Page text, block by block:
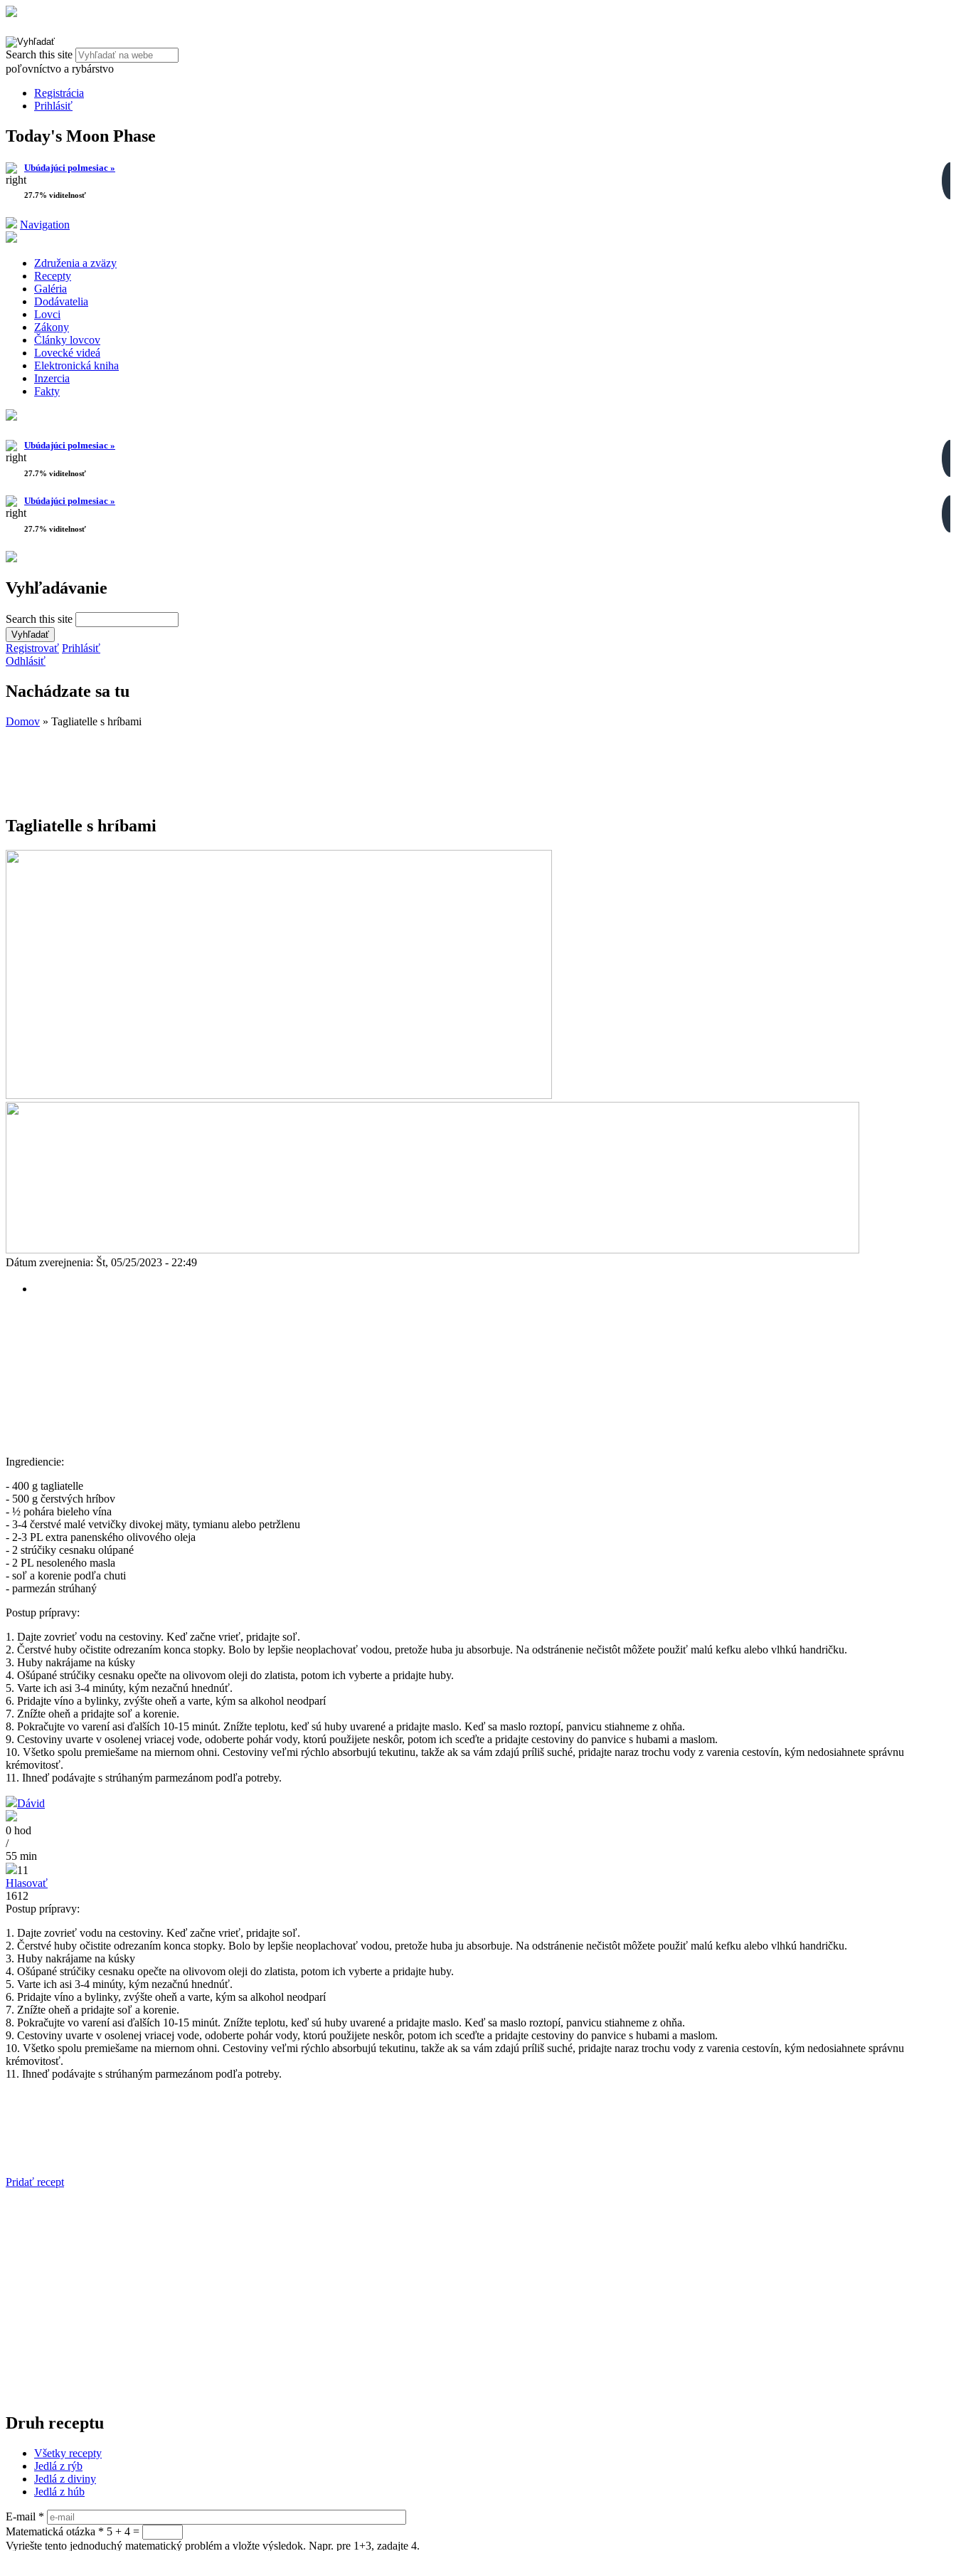
Search this site
poľovníctvo a rybárstvo
Registrácia
Prihlásiť
Today's Moon Phase
Ubúdajúci polmesiac »
27.7% viditelnosť
Navigation
Združenia a zväzy
Recepty
Galéria
Dodávatelia
Lovci
Zákony
Články lovcov
Lovecké videá
Elektronická kniha
Inzercia
Fakty
Ubúdajúci polmesiac »
27.7% viditelnosť
Ubúdajúci polmesiac »
27.7% viditelnosť
Vyhľadávanie
Search this site
Registrovať Prihlásiť
Odhlásiť
Nachádzate sa tu
Domov » Tagliatelle s hríbami
Tagliatelle s hríbami
Dátum zverejnenia: Št, 05/25/2023 - 22:49
Ingrediencie:
- 400 g tagliatelle
- 500 g čerstvých hríbov
- ½ pohára bieleho vína
- 3-4 čerstvé malé vetvičky divokej mäty, tymianu alebo petržlenu
- 2-3 PL extra panenského olivového oleja
- 2 strúčiky cesnaku olúpané
- 2 PL nesoleného masla
- soľ a korenie podľa chuti
- parmezán strúhaný
Postup prípravy:
1. Dajte zovrieť vodu na cestoviny. Keď začne vrieť, pridajte soľ.
2. Čerstvé huby očistite odrezaním konca stopky. Bolo by lepšie neoplachovať vodou, pretože huba ju absorbuje. Na odstránenie nečistôt môžete použiť malú kefku alebo vlhkú handričku.
3. Huby nakrájame na kúsky
4. Ošúpané strúčiky cesnaku opečte na olivovom oleji do zlatista, potom ich vyberte a pridajte huby.
5. Varte ich asi 3-4 minúty, kým nezačnú hnednúť.
6. Pridajte víno a bylinky, zvýšte oheň a varte, kým sa alkohol neodparí
7. Znížte oheň a pridajte soľ a korenie.
8. Pokračujte vo varení asi ďalších 10-15 minút. Znížte teplotu, keď sú huby uvarené a pridajte maslo. Keď sa maslo roztopí, panvicu stiahneme z ohňa.
9. Cestoviny uvarte v osolenej vriacej vode, odoberte pohár vody, ktorú použijete neskôr, potom ich sceďte a pridajte cestoviny do panvice s hubami a maslom.
10. Všetko spolu premiešame na miernom ohni. Cestoviny veľmi rýchlo absorbujú tekutinu, takže ak sa vám zdajú príliš suché, pridajte naraz trochu vody z varenia cestovín, kým nedosiahnete správnu
krémovitosť.
11. Ihneď podávajte s strúhaným parmezánom podľa potreby.
Dávid
0 hod
/
55 min
11
Hlasovať
1612
Postup prípravy:
1. Dajte zovrieť vodu na cestoviny. Keď začne vrieť, pridajte soľ.
2. Čerstvé huby očistite odrezaním konca stopky. Bolo by lepšie neoplachovať vodou, pretože huba ju absorbuje. Na odstránenie nečistôt môžete použiť malú kefku alebo vlhkú handričku.
3. Huby nakrájame na kúsky
4. Ošúpané strúčiky cesnaku opečte na olivovom oleji do zlatista, potom ich vyberte a pridajte huby.
5. Varte ich asi 3-4 minúty, kým nezačnú hnednúť.
6. Pridajte víno a bylinky, zvýšte oheň a varte, kým sa alkohol neodparí
7. Znížte oheň a pridajte soľ a korenie.
8. Pokračujte vo varení asi ďalších 10-15 minút. Znížte teplotu, keď sú huby uvarené a pridajte maslo. Keď sa maslo roztopí, panvicu stiahneme z ohňa.
9. Cestoviny uvarte v osolenej vriacej vode, odoberte pohár vody, ktorú použijete neskôr, potom ich sceďte a pridajte cestoviny do panvice s hubami a maslom.
10. Všetko spolu premiešame na miernom ohni. Cestoviny veľmi rýchlo absorbujú tekutinu, takže ak sa vám zdajú príliš suché, pridajte naraz trochu vody z varenia cestovín, kým nedosiahnete správnu
krémovitosť.
11. Ihneď podávajte s strúhaným parmezánom podľa potreby.
Pridať recept
Druh receptu
Všetky recepty
Jedlá z rýb
Jedlá z diviny
Jedlá z húb
E-mail *
Matematická otázka * 5 + 4 =
Vyriešte tento jednoduchý matematický problém a vložte výsledok. Napr. pre 1+3, zadajte 4.